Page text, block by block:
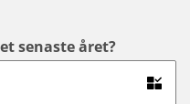
senaste året?